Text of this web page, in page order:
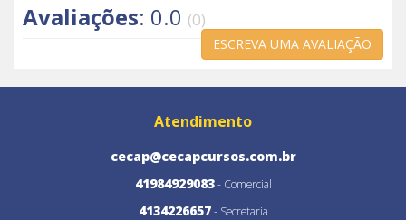
Avaliações: 0.0 (0)
ESCREVA UMA AVALIAÇÃO
Atendimento
cecap@cecapcursos.com.br
41984929083- Comercial
4134226657- Secretaria